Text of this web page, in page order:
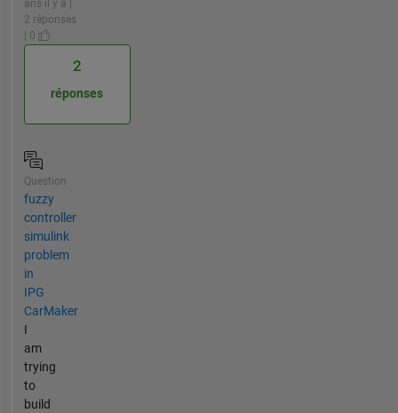
ans il y a |
2 réponses
| 0
2
réponses
Question
fuzzy
controller
simulink
problem
in
IPG
CarMaker
I
am
trying
to
build